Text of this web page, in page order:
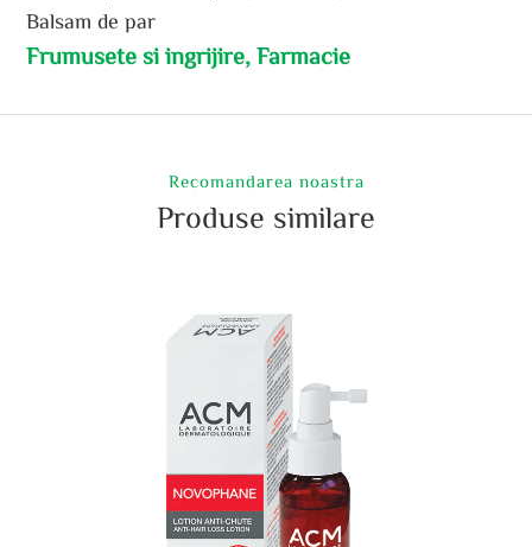
Balsam de par
Frumusete si ingrijire, Farmacie
Recomandarea noastra
Produse similare